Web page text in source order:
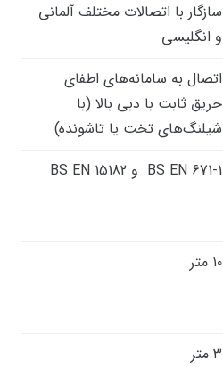
سازگار با اتصالات مختلف آلمانی
و انگلیسی
اتصال به سامانه‌های اطفای
حریق ثابت با دبی بالا (با
شیلنگ‌های تخت یا تاشونده)
BS EN 671-1 و BS EN 15182
۱۰ متر
۳ متر